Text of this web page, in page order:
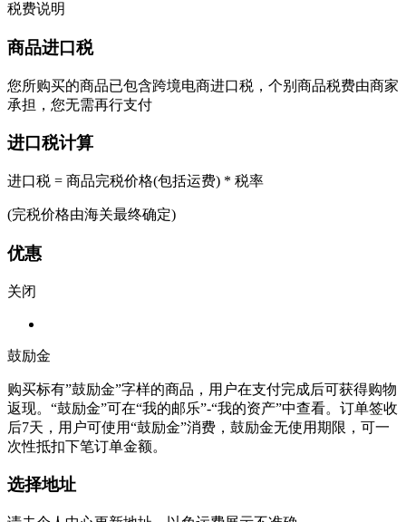
税费说明
商品进口税
您所购买的商品已包含跨境电商进口税，个别商品税费由商家
承担，您无需再行支付
进口税计算
进口税 = 商品完税价格(包括运费) * 税率
(完税价格由海关最终确定)
优惠
关闭
鼓励金
购买标有”鼓励金”字样的商品，用户在支付完成后可获得购物
返现。“鼓励金”可在“我的邮乐”-“我的资产”中查看。订单签收
后7天，用户可使用“鼓励金”消费，鼓励金无使用期限，可一
次性抵扣下笔订单金额。
选择地址